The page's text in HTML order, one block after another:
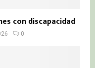
con discapacidad
0